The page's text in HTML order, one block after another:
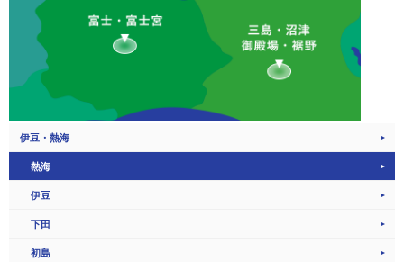
伊豆・熱海
熱海
伊豆
下田
初島